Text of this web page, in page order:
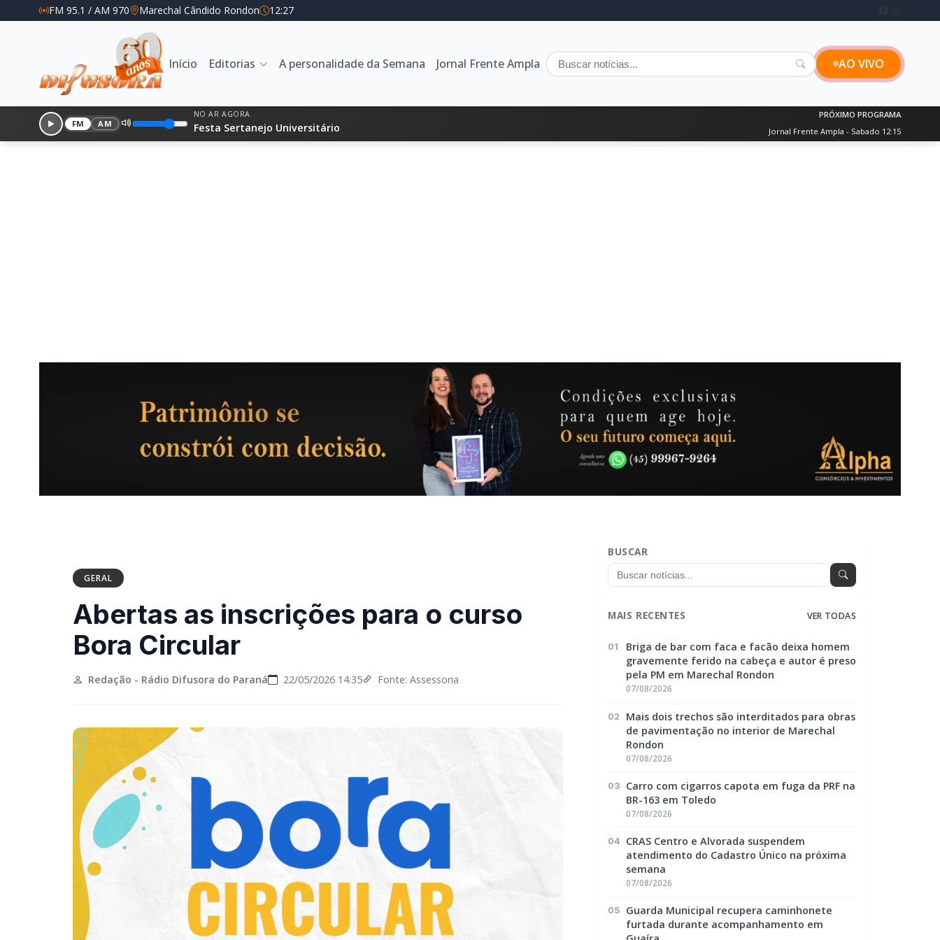
FM 95.1 / AM 970 Marechal Cândido Rondon 12:27
Início Editorias A personalidade da Semana Jornal Frente Ampla AO VIVO
FM AM
NO AR AGORA
Festa Sertanejo Universitário
PRÓXIMO PROGRAMA
Jornal Frente Ampla - Sabado 12:15
GERAL
Abertas as inscrições para o curso
Bora Circular
Redação - Rádio Difusora do Paraná 22/05/2026 14:35 Fonte: Assessoria
BUSCAR
MAIS RECENTES VER TODAS
01
Briga de bar com faca e facão deixa homem
gravemente ferido na cabeça e autor é preso
pela PM em Marechal Rondon
07/08/2026
02
Mais dois trechos são interditados para obras
de pavimentação no interior de Marechal
Rondon
07/08/2026
03
Carro com cigarros capota em fuga da PRF na
BR-163 em Toledo
07/08/2026
04
CRAS Centro e Alvorada suspendem
atendimento do Cadastro Único na próxima
semana
07/08/2026
05
Guarda Municipal recupera caminhonete
furtada durante acompanhamento em